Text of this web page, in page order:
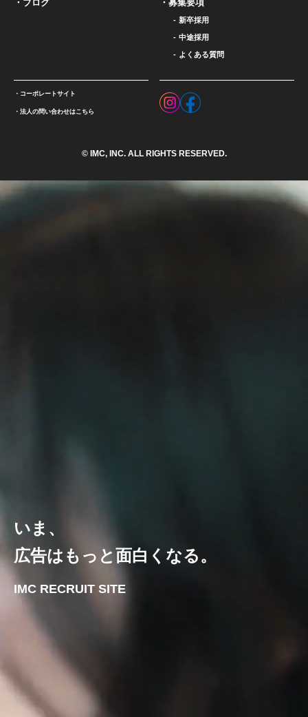
ブログ 募集要項
新卒採用
中途採用
よくある質問
コーポレートサイト
法人の問い合わせはこちら
© IMC, INC. ALL RIGHTS RESERVED.
いま、
広告はもっと面白くなる。
IMC RECRUIT SITE